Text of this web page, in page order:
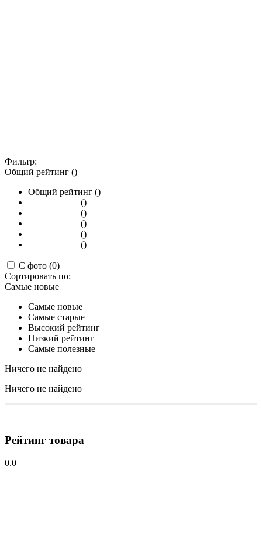
Фильтр:
Общий рейтинг ()
Общий рейтинг ()
()
()
()
()
()
С фото (0)
Сортировать по:
Самые новые
Самые новые
Самые старые
Высокий рейтинг
Низкий рейтинг
Самые полезные
Ничего не найдено
Ничего не найдено
Рейтинг товара
0.0